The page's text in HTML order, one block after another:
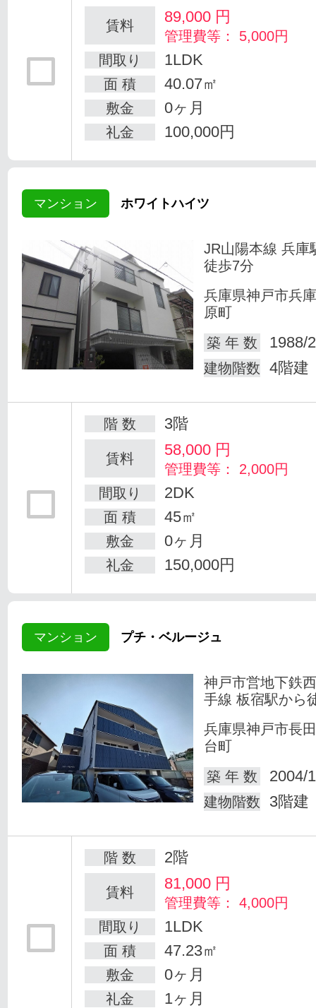
賃料 89,000 円
管理費等： 5,000円
間取り
1LDK
面 積 40.07㎡
敷金 0ヶ月
礼金 100,000円
マンション ホワイトハイツ
JR山陽本線 兵庫
徒歩7分
兵庫県神戸市兵
原町
築 年 数
1988/
建物階数 4階建
階 数 3階
賃料 58,000 円
管理費等： 2,000円
間取り
2DK
面 積 45㎡
敷金 0ヶ月
礼金 150,000円
マンション プチ・ベルージュ
神戸市営地下鉄
手線 板宿駅から
兵庫県神戸市長
台町
築 年 数
2004/
建物階数 3階建
階 数 2階
賃料 81,000 円
管理費等： 4,000円
間取り
1LDK
面 積 47.23㎡
敷金 0ヶ月
礼金 1ヶ月